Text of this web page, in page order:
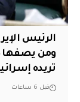
الرئيس
ومن يصفها
تريده
قبل 6 ساعات